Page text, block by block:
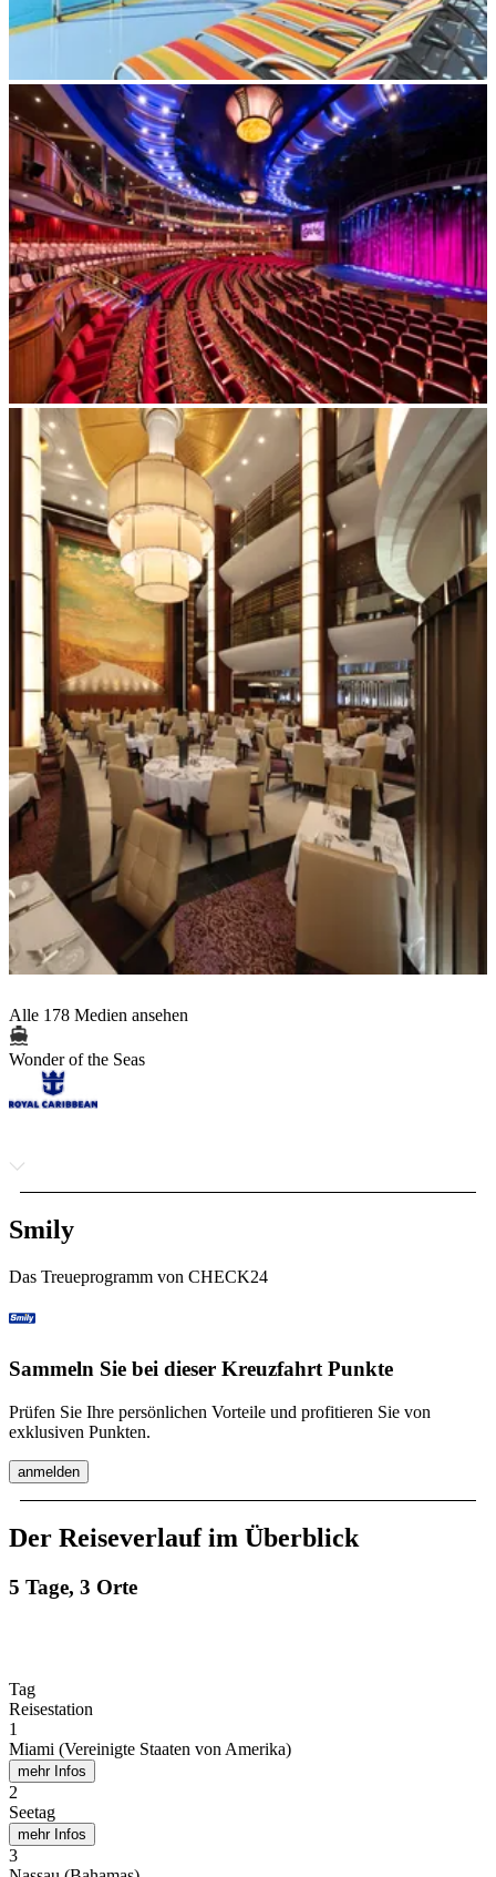
Alle 178 Medien ansehen
Wonder of the Seas
Smily
Das Treueprogramm von CHECK24
Sammeln Sie bei dieser Kreuzfahrt Punkte
Prüfen Sie Ihre persönlichen Vorteile und profitieren Sie von
exklusiven Punkten.
anmelden
Der Reiseverlauf im Überblick
5 Tage, 3 Orte
Tag
Reisestation
1
Miami (Vereinigte Staaten von Amerika)
mehr Infos
2
Seetag
mehr Infos
3